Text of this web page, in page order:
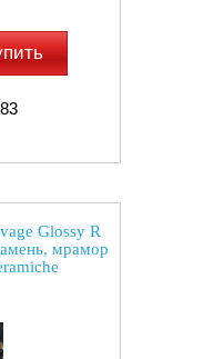
Glossy R
мрамор